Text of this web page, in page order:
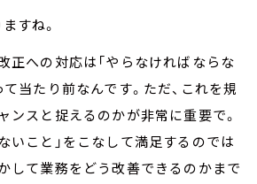
すね。
正への対応は「やらなければならな
て当たり前なんです。ただ、これを規
ンスと捉えるのかが非常に重要で。
いこと」をこなして満足するのでは
して業務をどう改善できるのかまで